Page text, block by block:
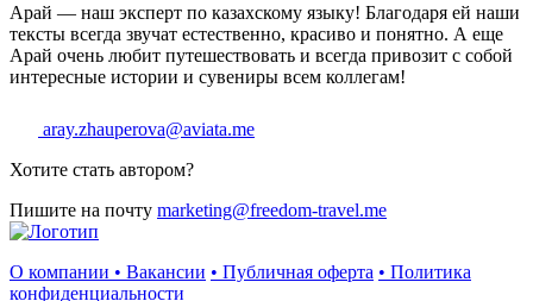
Арай — наш эксперт по казахскому языку! Благодаря ей наши
тексты всегда звучат естественно, красиво и понятно. А еще
Арай очень любит путешествовать и всегда привозит с собой
интересные истории и сувениры всем коллегам!
aray.zhauperova@aviata.me
Хотите стать автором?
Пишите на почту marketing@freedom-travel.me
О компании • Вакансии • Публичная оферта • Политика
конфиденциальности